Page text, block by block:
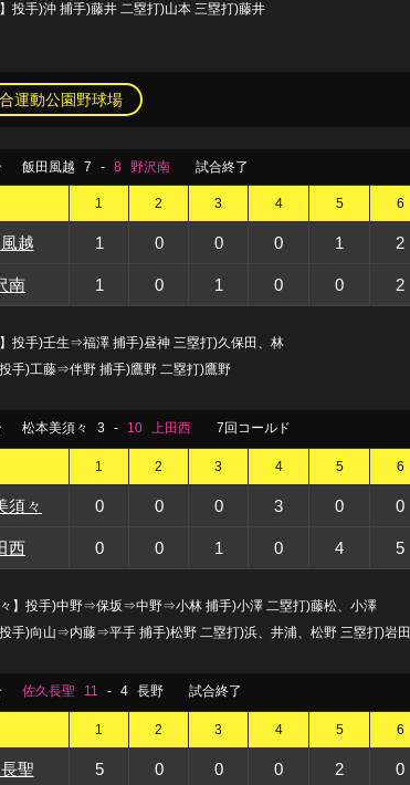
】投手)沖 捕手)藤井 二塁打)山本 三塁打)藤井
運動公園野球場
飯田風越 7 - 8 野沢南 試合終了
1 2 3 4 5 6
越 1 0 0 0 1 2
南 1 0 1 0 0 2
】投手)壬生⇒福澤 捕手)昼神 三塁打)久保田、林
投手)工藤⇒伴野 捕手)鷹野 二塁打)鷹野
松本美須々 3 - 10 上田西 7回コールド
1 2 3 4 5 6
須々 0 0 0 3 0 0
西 0 0 1 0 4 5
々】投手)中野⇒保坂⇒中野⇒小林 捕手)小澤 二塁打)藤松、小澤
投手)向山⇒内藤⇒平手 捕手)松野 二塁打)浜、井浦、松野 三塁打)岩田
佐久長聖 11 - 4 長野 試合終了
1 2 3 4 5 6
聖 5 0 0 0 2 0